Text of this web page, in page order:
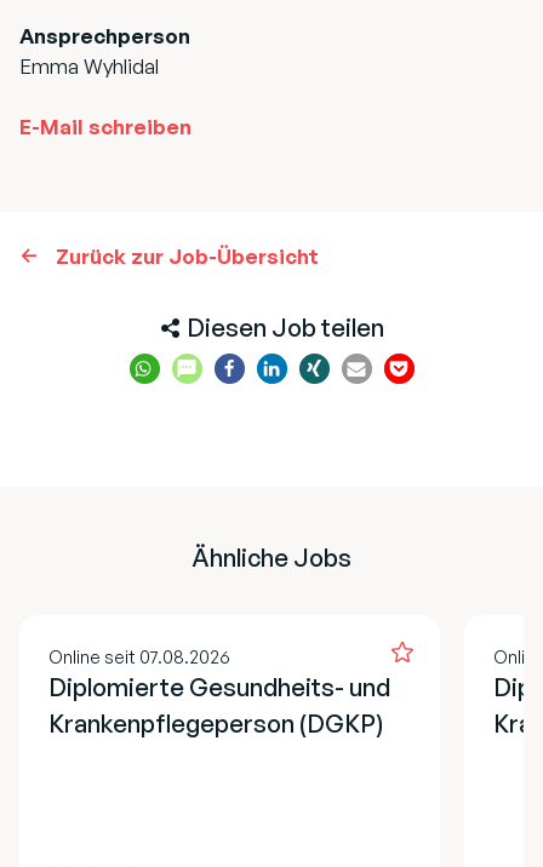
Ansprechperson
Emma Wyhlidal
E-Mail schreiben
Zurück zur Job-Übersicht
Diesen Job teilen
Ähnliche Jobs
Online seit 07.08.2026
Diplomierte Gesundheits- und
Krankenpflegeperson (DGKP)